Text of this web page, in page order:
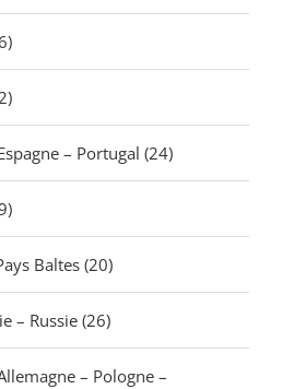
– Portugal (24)
Baltes (20)
– Russie (26)
– Pologne –